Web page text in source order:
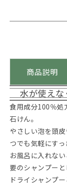
商品説明
水が使えな
食用成分100％処
石けん。
やさしい泡を頭
つでも気軽にすっ
お風呂に入れな
要のシャンプーと
ドライシャンプ